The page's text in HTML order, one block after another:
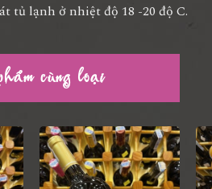
tủ lạnh ở nhiệt độ 18 -20 độ C.
cùng loại